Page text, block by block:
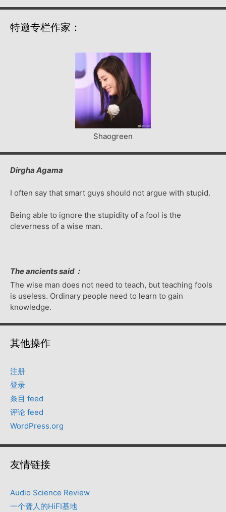
特邀专栏作家：
Shaogreen
Dirgha Agama
I often say that smart guys should not argue with stupid.
Being able to ignore the stupidity of a fool is the
cleverness of a wise man.
The ancients said：
The wise man does not need to teach, but teaching fools
is useless. Ordinary people need to learn to gain
knowledge.
其他操作
注册
登录
条目 feed
评论 feed
WordPress.org
友情链接
Audio Science Review
一个聋人的HiFI基地